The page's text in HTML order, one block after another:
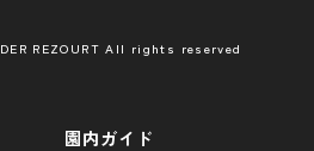
REZOURT All rights reserved
園内ガイド